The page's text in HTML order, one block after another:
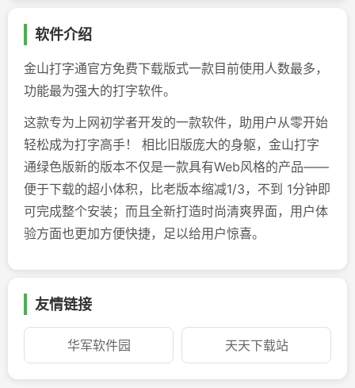
软件介绍
金山打字通官方免费下载版式一款目前使用人数最多，
功能最为强大的打字软件。
这款专为上网初学者开发的一款软件，助用户从零开始
轻松成为打字高手！ 相比旧版庞大的身躯，金山打字
通绿色版新的版本不仅是一款具有Web风格的产品——
便于下载的超小体积，比老版本缩减1/3，不到 1分钟即
可完成整个安装；而且全新打造时尚清爽界面，用户体
验方面也更加方便快捷，足以给用户惊喜。
友情链接
华军软件园 天天下载站